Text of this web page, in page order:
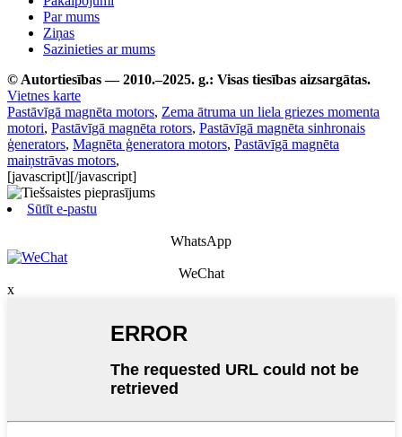
Par mums
Ziņas
Sazinieties ar mums
© Autortiesības — 2010.–2025. g.: Visas tiesības aizsargātas.
Vietnes karte
Pastāvīgā magnēta motors, Zema ātruma un liela griezes momenta
motori, Pastāvīgā magnēta rotors, Pastāvīgā magnēta sinhronais
ģenerators, Magnēta ģeneratora motors, Pastāvīgā magnēta
maiņstrāvas motors,
[javascript][/javascript]
Sūtīt e-pastu
WhatsApp
WeChat
x